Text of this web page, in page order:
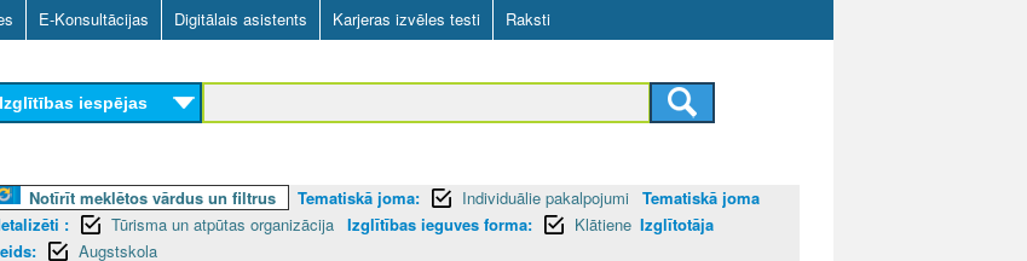
Skip
to
main
content
E-Konsultācijas Digitālais asistents Karjeras izvēles testi Raksti
Izglītības iespējas
Notīrīt meklētos vārdus un filtrus Tematiskā joma: Individuālie pakalpojumi
Tematiskā joma
:
Tūrisma un atpūtas organizācija Izglītības ieguves forma: Klātiene Izglītotāja
Augstskola